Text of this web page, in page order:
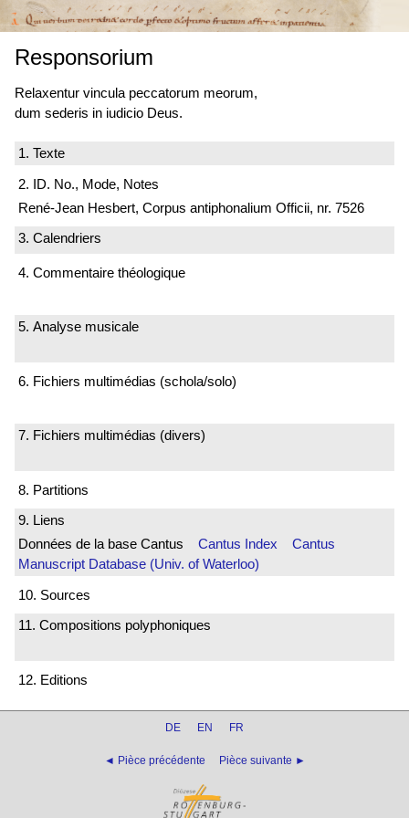
Responsorium
Relaxentur vincula peccatorum meorum,
dum sederis in iudicio Deus.
1. Texte
2. ID. No., Mode, Notes
René-Jean Hesbert, Corpus antiphonalium Officii, nr. 7526
3. Calendriers
4. Commentaire théologique
5. Analyse musicale
6. Fichiers multimédias (schola/solo)
7. Fichiers multimédias (divers)
8. Partitions
9. Liens
Données de la base Cantus Cantus Index
Cantus
Manuscript Database (Univ. of Waterloo)
10. Sources
11. Compositions polyphoniques
12. Editions
DE EN FR
◄ Pièce précédente Pièce suivante ►